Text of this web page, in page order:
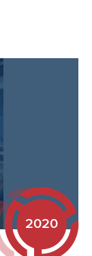
2020